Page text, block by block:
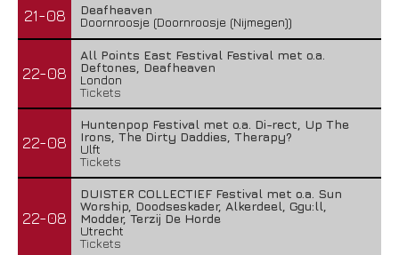
21-08
Deafheaven
Doornroosje (Doornroosje (Nijmegen))
22-08
All Points East Festival Festival met o.a.
Deftones, Deafheaven
London
Tickets
22-08
Huntenpop Festival met o.a. Di-rect, Up The
Irons, The Dirty Daddies, Therapy?
Ulft
Tickets
22-08
DUISTER COLLECTIEF Festival met o.a. Sun
Worship, Doodseskader, Alkerdeel, Ggu:ll,
Modder, Terzij De Horde
Utrecht
Tickets